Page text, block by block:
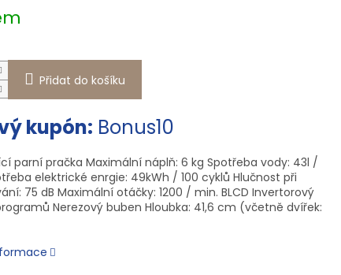
Přidat do košíku
kupón: Bonus10
parní pračka Maximální náplň: 6 kg Spotřeba vody: 43l /
elektrické enrgie: 49kWh / 100 cyklů Hlučnost při
75 dB Maximální otáčky: 1200 / min. BLCD Invertorový
Nerezový buben Hloubka: 41,6 cm (včetně dvířek: